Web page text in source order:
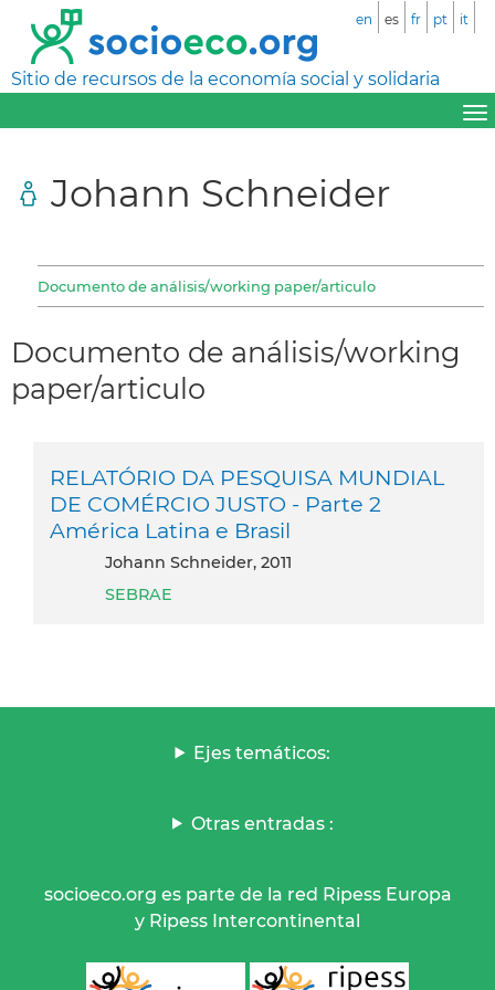
Sitio de recursos de la economía social y solidaria
en es fr pt it
Johann Schneider
Documento de análisis/working paper/articulo
Documento de análisis/working
paper/articulo
RELATÓRIO DA PESQUISA MUNDIAL
DE COMÉRCIO JUSTO - Parte 2
América Latina e Brasil
Johann Schneider, 2011
SEBRAE
Ejes temáticos:
Otras entradas :
socioeco.org es parte de la red Ripess Europa
y Ripess Intercontinental